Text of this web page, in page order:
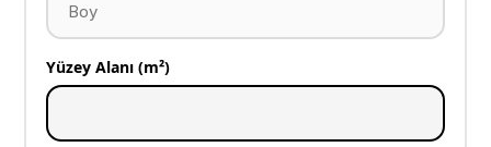
Yüzey Alanı (m²)